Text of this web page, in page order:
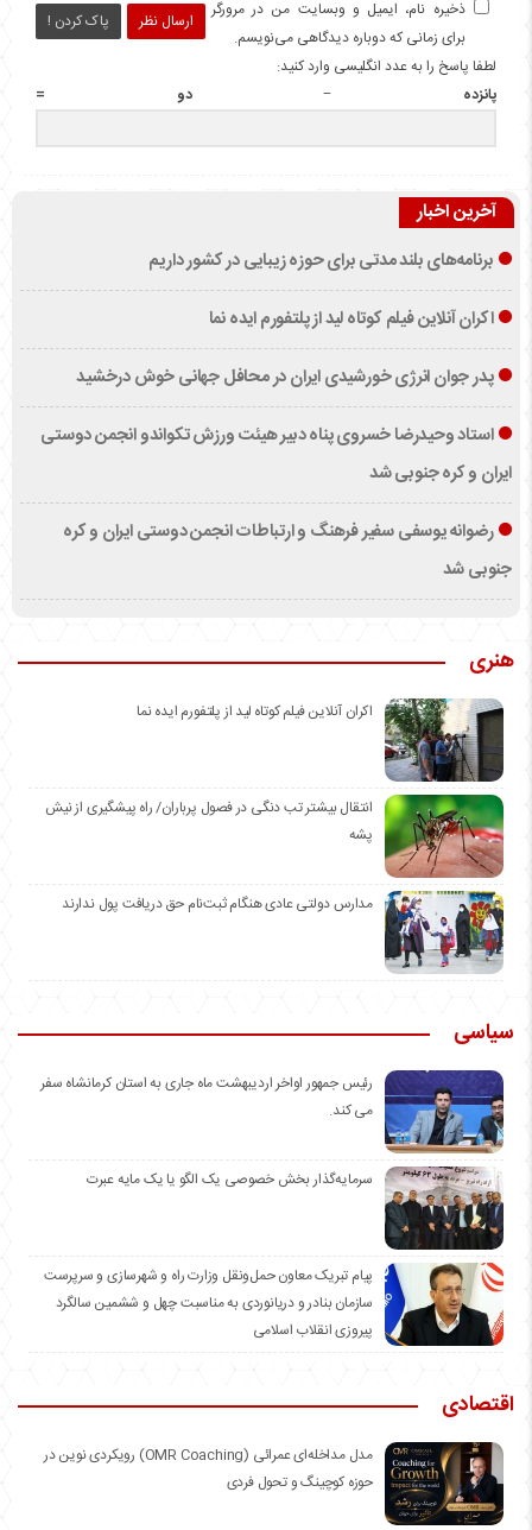
ارسال نظر پاک کردن !
ذخیره نام، ایمیل و وبسایت من در مرورگر
برای زمانی که دوباره دیدگاهی می‌نویسم.
لطفا پاسخ را به عدد انگلیسی وارد کنید:
پانزده − دو =
آخرین اخبار
برنامه‌های بلند مدتی برای حوزه زیبایی در کشور داریم
اکران آنلاین فیلم کوتاه لید از پلتفورم ایده نما
پدر جوان انرژی خورشیدی ایران در محافل جهانی خوش درخشید
استاد وحیدرضا خسروی پناه دبیر هیئت ورزش تکواندو انجمن دوستی
ایران و کره جنوبی شد
رضوانه یوسفی سفیر فرهنگ و ارتباطات انجمن دوستی ایران و کره
جنوبی شد
هنری
اکران آنلاین فیلم کوتاه لید از پلتفورم ایده نما
انتقال بیشتر تب دنگی در فصول پرباران/ راه پیشگیری از نیش
پشه
مدارس دولتی عادی هنگام ثبت‌نام حق دریافت پول ندارند
سیاسی
رئیس جمهور اواخر اردیبهشت ماه جاری به استان کرمانشاه سفر
می کند.
سرمایه‌گذار بخش خصوصی یک الگو یا یک مایه عبرت
️پیام تبریک معاون حمل‌ونقل وزارت راه و شهرسازی و سرپرست
سازمان بنادر و دریانوردی به مناسبت چهل و ششمین سالگرد
پیروزی انقلاب اسلامی
اقتصادی
مدل مداخله‌ای عمرائی (OMR Coaching) رویکردی نوین در
حوزه کوچینگ و تحول فردی